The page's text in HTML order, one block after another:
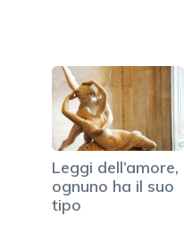
Leggi dell’amore,
ognuno ha il suo
tipo